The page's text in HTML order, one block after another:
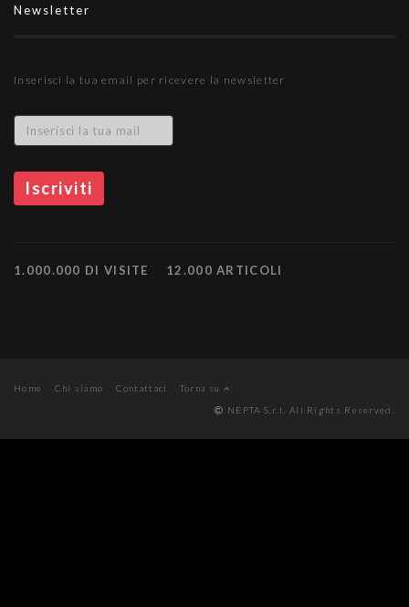
Newsletter
Inserisci la tua email per ricevere la newsletter
1.000.000 DI VISITE 12.000 ARTICOLI
Home Chi siamo Contattaci
Torna su
NEPTA S.r.l. All Rights Reserved.